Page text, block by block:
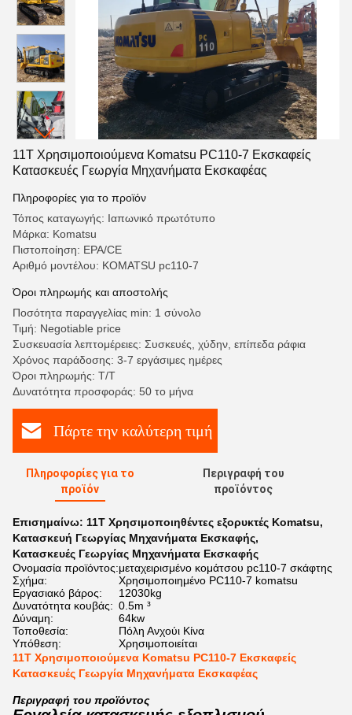
11T Χρησιμοποιούμενα Komatsu PC110-7 Εκσκαφείς
Κατασκευές Γεωργία Μηχανήματα Εκσκαφέας
Πληροφορίες για το προϊόν
Τόπος καταγωγής: Ιαπωνικό πρωτότυπο
Μάρκα: Komatsu
Πιστοποίηση: EPA/CE
Αριθμό μοντέλου: KOMATSU pc110-7
Όροι πληρωμής και αποστολής
Ποσότητα παραγγελίας min: 1 σύνολο
Τιμή: Negotiable price
Συσκευασία λεπτομέρειες: Συσκευές, χύδην, επίπεδα ράφια
Χρόνος παράδοσης: 3-7 εργάσιμες ημέρες
Όροι πληρωμής: Τ/Τ
Δυνατότητα προσφοράς: 50 το μήνα
Πάρτε την καλύτερη τιμή
Πληροφορίες για το
προϊόν
Περιγραφή του
προϊόντος
Επισημαίνω: 11Τ Χρησιμοποιηθέντες εξορυκτές Komatsu,
Κατασκευή Γεωργίας Μηχανήματα Εκσκαφής,
Κατασκευές Γεωργίας Μηχανήματα Εκσκαφής
Ονομασία προϊόντος:μεταχειρισμένο κομάτσου pc110-7 σκάφτης
Σχήμα:
Χρησιμοποιημένο PC110-7 komatsu
Εργασιακό βάρος:
12030kg
Δυνατότητα κουβάς: 0.5m ³
Δύναμη:
64kw
Τοποθεσία:
Πόλη Ανχούι Κίνα
Υπόθεση:
Χρησιμοποιείται
11T Χρησιμοποιούμενα Komatsu PC110-7 Εκσκαφείς
Κατασκευές Γεωργία Μηχανήματα Εκσκαφέας
Περιγραφή του προϊόντος